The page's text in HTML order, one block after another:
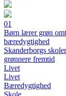
01
Børn lærer grøn
bæredygtighed
Skanderborgs
grønnere fremtid
Livet
Livet
Bæredygtighed
Skole